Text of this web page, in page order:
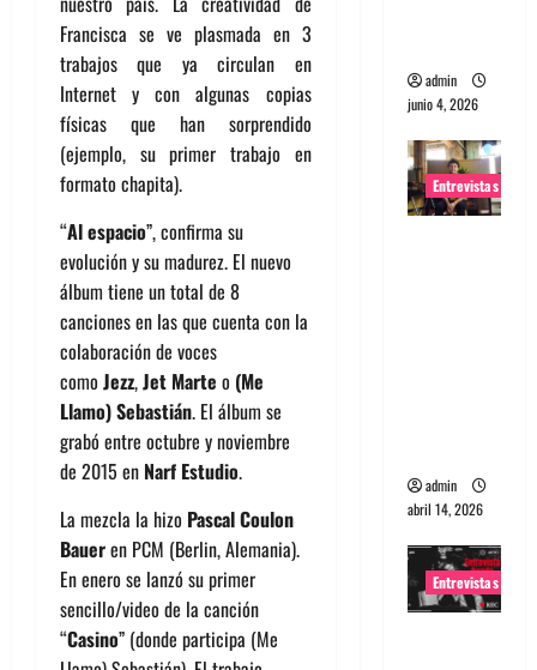
Francisca se ve plasmada en 3
trabajos que ya circulan en
Internet y con algunas copias
físicas que han sorprendido
(ejemplo, su primer trabajo en
formato chapita).
“Al espacio”, confirma su
evolución y su madurez. El nuevo
álbum tiene un total de 8
canciones en las que cuenta con la
colaboración de voces
como Jezz,Jet Marte o (Me
Llamo) Sebastián. El álbum se
grabó entre octubre y noviembre
de 2015 en Narf Estudio.
La mezcla la hizo Pascal Coulon
Baueren PCM (Berlin, Alemania).
En enero se lanzó su primer
sencillo/video de la canción
“Casino” (donde participa (Me
admin
junio 4, 2026
Entrevistas
admin
abril 14, 2026
Entrevistas